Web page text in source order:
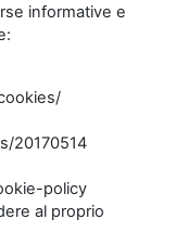
informative e
20170514
policy
al proprio